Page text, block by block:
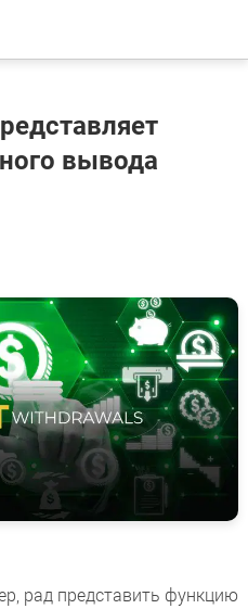
вывода
рад представить функцию